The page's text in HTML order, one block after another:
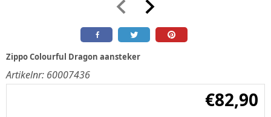
Zippo Colourful Dragon aansteker
Artikelnr: 60007436
€82,90